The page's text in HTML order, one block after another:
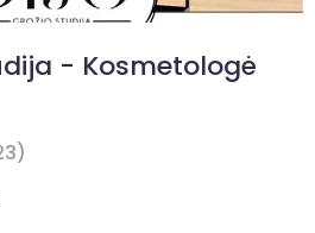
- Kosmetologė